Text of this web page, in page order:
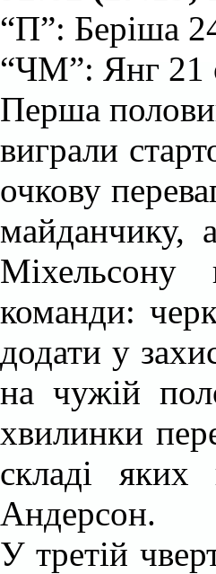
“П”: Беріша
“ЧМ”: Янг 21
Перша
виграли
очкову
майданчику,
Міхельсону
команди:
додати у
на чужій
хвилинки
складі
Андерсон.
У третій